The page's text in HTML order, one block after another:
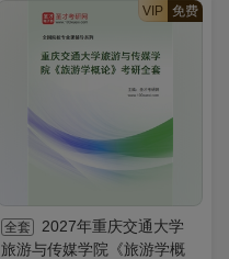
VIP 免费
全套
2027年重庆交通大学
旅游与传媒学院《旅游学概